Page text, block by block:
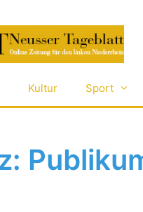
Kultur Sport